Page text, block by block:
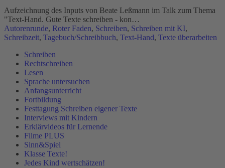
Aufzeichnung des Inputs von Beate Leßmann im Talk zum Thema
"Text-Hand. Gute Texte schreiben - kon…
Autorenrunde, Roter Faden, Schreiben, Schreiben mit KI,
Schreibzeit, Tagebuch/Schreibbuch, Text-Hand, Texte überarbeiten
Schreiben
Rechtschreiben
Lesen
Sprache untersuchen
Anfangsunterricht
Fortbildung
Festtagung Schreiben eigener Texte
Interviews mit Kindern
Erklärvideos für Lernende
Filme PLUS
Sinn&Spiel
Klasse Texte!
Jedes Kind wertschätzen!